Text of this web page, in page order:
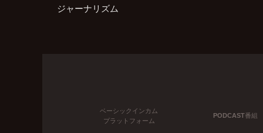
ジャーナリズム
ベーシックインカム
プラットフォーム
PODCAST番組